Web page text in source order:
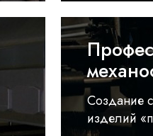
Создание
изделий